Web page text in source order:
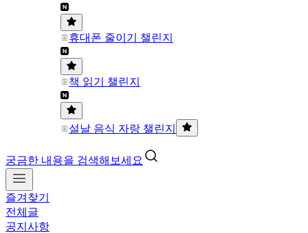
휴대폰 줄이기 챌린지
책 읽기 챌린지
설날 음식 자랑 챌린지
궁금한 내용을 검색해보세요
즐겨찾기
전체글
공지사항